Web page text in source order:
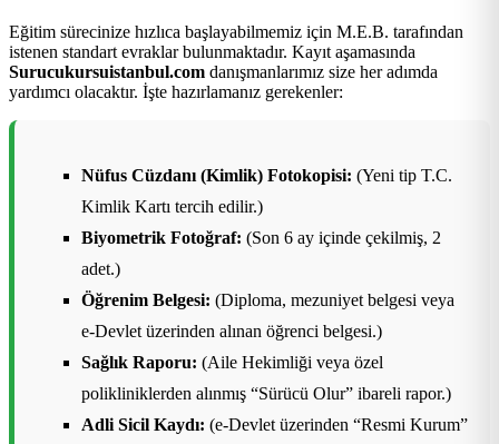
Eğitim sürecinize hızlıca başlayabilmemiz için M.E.B. tarafından
istenen standart evraklar bulunmaktadır. Kayıt aşamasında
Surucukursuistanbul.com danışmanlarımız size her adımda
yardımcı olacaktır. İşte hazırlamanız gerekenler:
Nüfus Cüzdanı (Kimlik) Fotokopisi: (Yeni tip T.C.
Kimlik Kartı tercih edilir.)
Biyometrik Fotoğraf: (Son 6 ay içinde çekilmiş, 2
adet.)
Öğrenim Belgesi: (Diploma, mezuniyet belgesi veya
e-Devlet üzerinden alınan öğrenci belgesi.)
Sağlık Raporu: (Aile Hekimliği veya özel
polikliniklerden alınmış “Sürücü Olur” ibareli rapor.)
Adli Sicil Kaydı: (e-Devlet üzerinden “Resmi Kurum”